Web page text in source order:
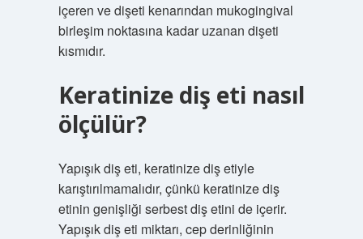
içeren ve dişeti kenarından mukogingival
birleşim noktasına kadar uzanan dişeti
kısmıdır.
Keratinize diş eti nasıl
ölçülür?
Yapışık diş eti, keratinize diş etiyle
karıştırılmamalıdır, çünkü keratinize diş
etinin genişliği serbest diş etini de içerir.
Yapışık diş eti miktarı, cep derinliğinin